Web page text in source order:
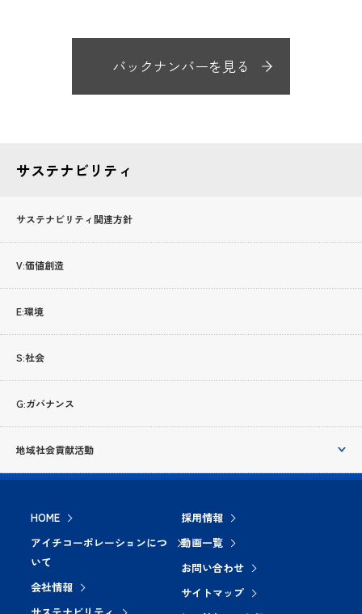
バックナンバーを見る
サステナビリティ
サステナビリティ関連方針
V:価値創造
E:環境
S:社会
G:ガバナンス
地域社会貢献活動
HOME
アイチコーポレーションにつ
いて
会社情報
採用情報
動画一覧
お問い合わせ
サイトマップ